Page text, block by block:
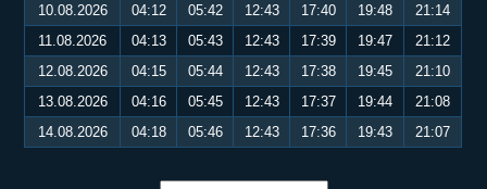
10.08.2026
04:12 05:42 12:43 17:40 19:48
21:14
11.08.2026
04:13 05:43 12:43 17:39 19:47
21:12
12.08.2026
04:15 05:44 12:43 17:38 19:45
21:10
13.08.2026
04:16 05:45 12:43 17:37 19:44
21:08
14.08.2026
04:18 05:46 12:43 17:36 19:43 21:07